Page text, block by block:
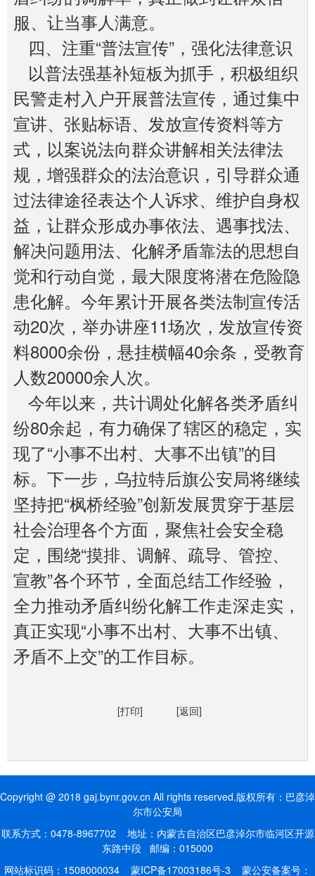
服、让当事人满意。
四、注重“普法宣传”，强化法律意识
以普法强基补短板为抓手，积极组织
民警走村入户开展普法宣传，通过集中
宣讲、张贴标语、发放宣传资料等方
式，以案说法向群众讲解相关法律法
规，增强群众的法治意识，引导群众通
过法律途径表达个人诉求、维护自身权
益，让群众形成办事依法、遇事找法、
解决问题用法、化解矛盾靠法的思想自
觉和行动自觉，最大限度将潜在危险隐
患化解。今年累计开展各类法制宣传活
动20次，举办讲座11场次，发放宣传资
料8000余份，悬挂横幅40余条，受教育
人数20000余人次。
今年以来，共计调处化解各类矛盾纠
纷80余起，有力确保了辖区的稳定，实
现了“小事不出村、大事不出镇”的目
标。下一步，乌拉特后旗公安局将继续
坚持把“枫桥经验”创新发展贯穿于基层
社会治理各个方面，聚焦社会安全稳
定，围绕“摸排、调解、疏导、管控、
宣教”各个环节，全面总结工作经验，
全力推动矛盾纠纷化解工作走深走实，
真正实现“小事不出村、大事不出镇、
矛盾不上交”的工作目标。
[打印] [返回]
Copyright @ 2018 gaj.bynr.gov.cn All rights reserved.版权所有：巴彦淖
尔市公安局
联系方式：0478-8967702 地址：内蒙古自治区巴彦淖尔市临河区开源
东路中段 邮编：015000
网站标识码：1508000034 蒙ICP备17003186号-3 蒙公安备案号：